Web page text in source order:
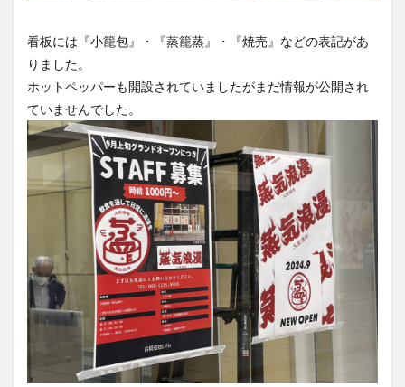
看板には『小籠包』・『蒸籠蒸』・『焼売』などの表記があ
りました。
ホットペッパーも開設されていましたがまだ情報が公開され
ていませんでした。